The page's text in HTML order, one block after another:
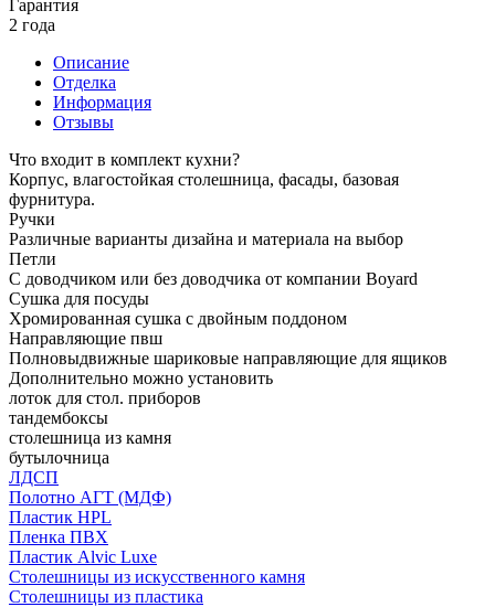
Гарантия
2 года
Описание
Отделка
Информация
Отзывы
Что входит в комплект кухни?
Корпус, влагостойкая столешница, фасады, базовая
фурнитура.
Ручки
Различные варианты дизайна и материала на выбор
Петли
С доводчиком или без доводчика от компании Boyard
Сушка для посуды
Хромированная сушка с двойным поддоном
Направляющие пвш
Полновыдвижные шариковые направляющие для ящиков
Дополнительно можно установить
лоток для стол. приборов
тандембоксы
столешница из камня
бутылочница
ЛДСП
Полотно АГТ (МДФ)
Пластик HPL
Пленка ПВХ
Пластик Alvic Luxe
Столешницы из искусственного камня
Столешницы из пластика